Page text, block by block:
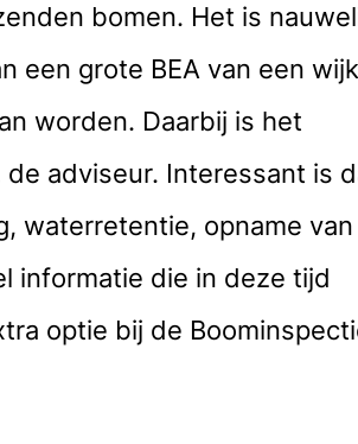
bomen. Het is
een grote BEA van een wijk
worden. Daarbij is het
adviseur. Interessant is
waterretentie, opname van
informatie die in deze tijd
optie bij de